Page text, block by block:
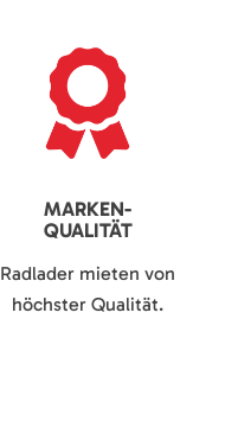
MARKEN-
QUALITÄT
Radlader mieten von
höchster Qualität.